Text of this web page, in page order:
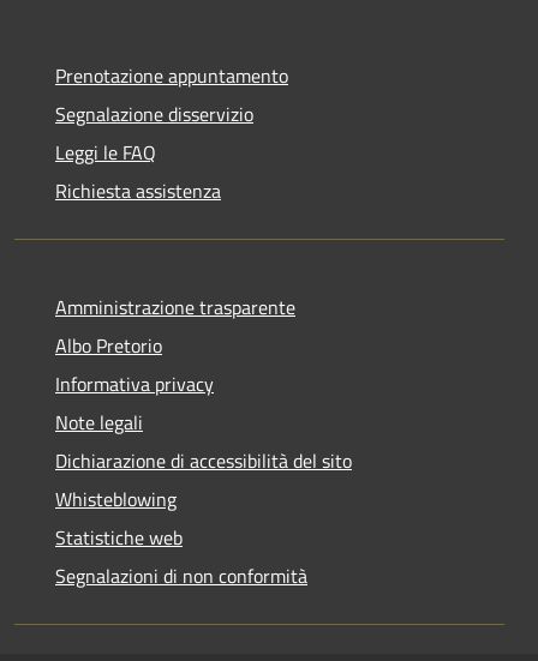
Prenotazione appuntamento
Segnalazione disservizio
Leggi le FAQ
Richiesta assistenza
Amministrazione trasparente
Albo Pretorio
Informativa privacy
Note legali
Dichiarazione di accessibilità del sito
Whisteblowing
Statistiche web
Segnalazioni di non conformità